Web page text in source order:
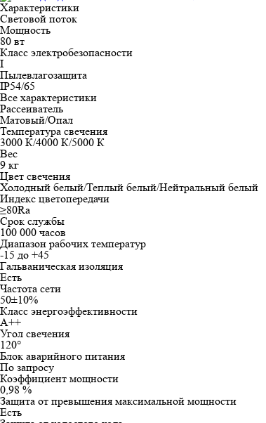
Характеристики
Световой поток
Мощность
80 вт
Класс электробезопасности
I
Пылевлагозащита
IP54/65
Все характеристики
Рассеиватель
Матовый/Опал
Температура свечения
3000 К/4000 К/5000 К
Вес
9 кг
Цвет свечения
Холодный белый/Теплый белый/Нейтральный белый
Индекс цветопередачи
≥80Ra
Срок службы
100 000 часов
Диапазон рабочих температур
-15 до +45
Гальваническая изоляция
Есть
Частота сети
50±10%
Класс энергоэффективности
А++
Угол свечения
120°
Блок аварийного питания
По запросу
Коэффициент мощности
0,98 %
Защита от превышения максимальной мощности
Есть